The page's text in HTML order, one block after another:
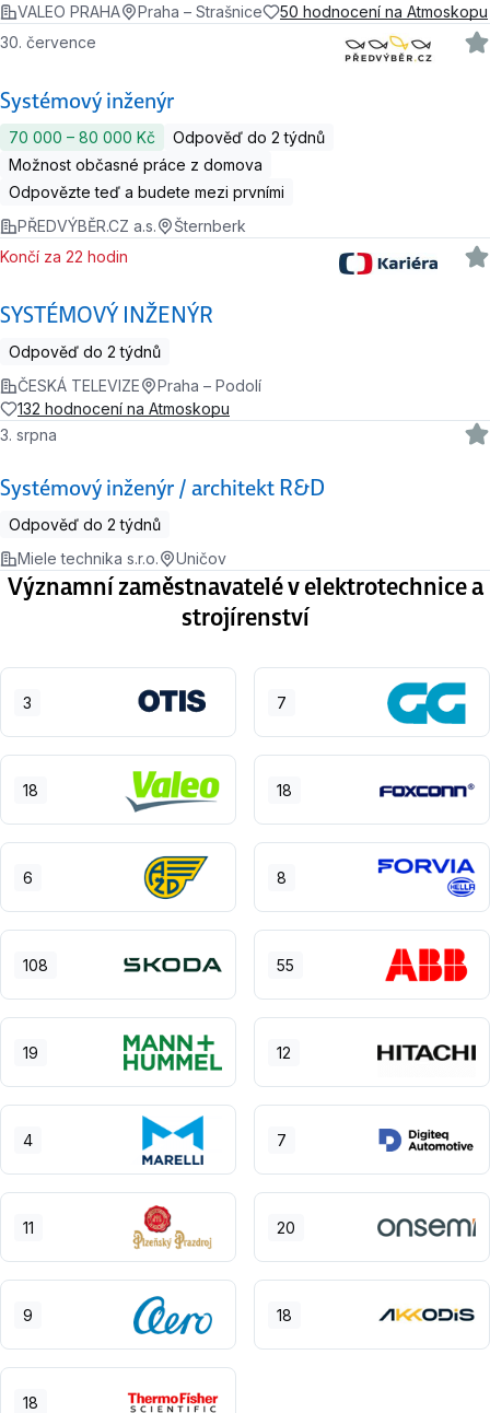
VALEO PRAHA Praha – Strašnice 50 hodnocení na Atmoskopu
Systémový inženýr
30. července
70 000 ‍–‍ 80 000 Kč
Odpověď do 2 týdnů
Možnost občasné práce z domova
Odpovězte teď a budete mezi prvními
PŘEDVÝBĚR.CZ a.s.
Šternberk
SYSTÉMOVÝ INŽENÝR
Končí za 22 hodin
Odpověď do 2 týdnů
ČESKÁ TELEVIZE
Praha – Podolí
132 hodnocení na Atmoskopu
Systémový inženýr / architekt R&D
3. srpna
Odpověď do 2 týdnů
Miele technika s.r.o.
Uničov
Významní zaměstnavatelé v elektrotechnice a
strojírenství
3 7
18 18
6 8
108 55
19 12
4 7
11 20
9 18
18